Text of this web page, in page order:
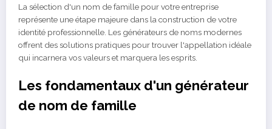
La sélection d'un nom de famille pour votre entreprise
représente une étape majeure dans la construction de votre
identité professionnelle. Les générateurs de noms modernes
offrent des solutions pratiques pour trouver l'appellation idéale
qui incarnera vos valeurs et marquera les esprits.
Les fondamentaux d'un générateur
de nom de famille